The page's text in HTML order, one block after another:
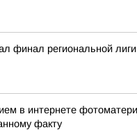
финал региональной
в интернете
факту